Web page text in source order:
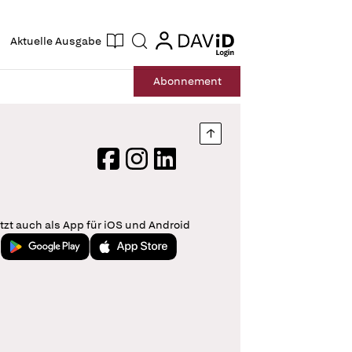
Aktuelle Ausgabe Suche login
login
Abonnement
Nach oben springen
FacebookInstagram
LinkedIn
auch als App für iOS und Android
Jetzt bei Google PlayLaden im App Store